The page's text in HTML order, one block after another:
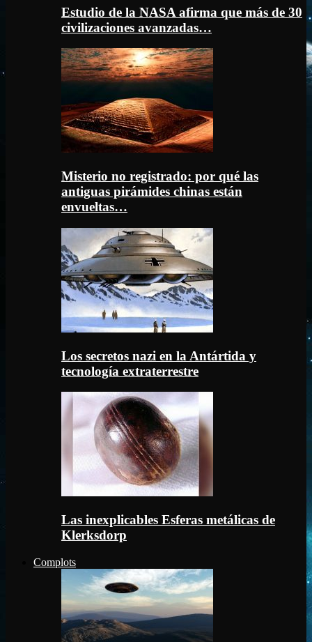
Estudio de la NASA afirma que más de 30
civilizaciones avanzadas…
Misterio no registrado: por qué las
antiguas pirámides chinas están
envueltas…
Los secretos nazi en la Antártida y
tecnología extraterrestre
Las inexplicables Esferas metálicas de
Klerksdorp
Complots